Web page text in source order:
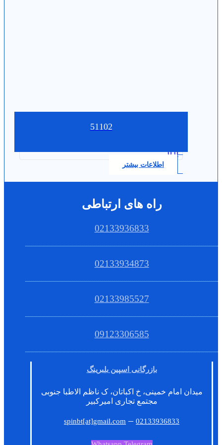
51102
0.0
اطلاعات بیشتر
راه های ارتباطی
02133936833
02133934873
02133985527
09123306585
بازرگانی اسپین بلبرینگ
میدان امام خمینی، خ اکباتان، ک ناظم الاطبا جنوبی
مجتمع تجاری امیرکبیر
spinbt[at]gmail.com –02133936833